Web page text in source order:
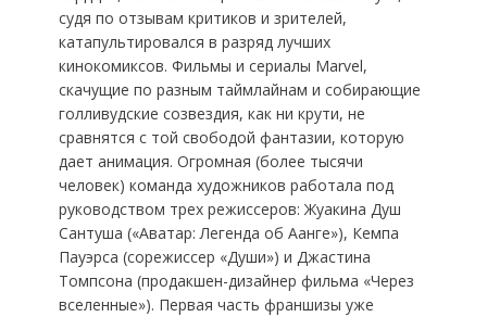
судя по отзывам критиков и зрителей,
катапультировался в разряд лучших
кинокомиксов. Фильмы и сериалы Marvel,
скачущие по разным таймлайнам и собирающие
голливудские созвездия, как ни крути, не
сравнятся с той свободой фантазии, которую
дает анимация. Огромная (более тысячи
человек) команда художников работала под
руководством трех режиссеров: Жуакина Душ
Сантуша («Аватар: Легенда об Аанге»), Кемпа
Пауэрса (сорежиссер «Души») и Джастина
Томпсона (продакшен-дизайнер фильма «Через
вселенные»). Первая часть франшизы уже